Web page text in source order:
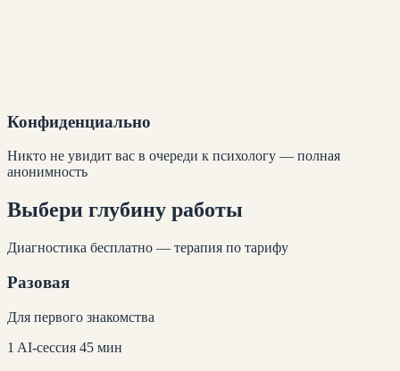
Конфиденциально
Никто не увидит вас в очереди к психологу — полная
анонимность
Выбери глубину работы
Диагностика бесплатно — терапия по тарифу
Разовая
Для первого знакомства
1 AI-сессия 45 мин